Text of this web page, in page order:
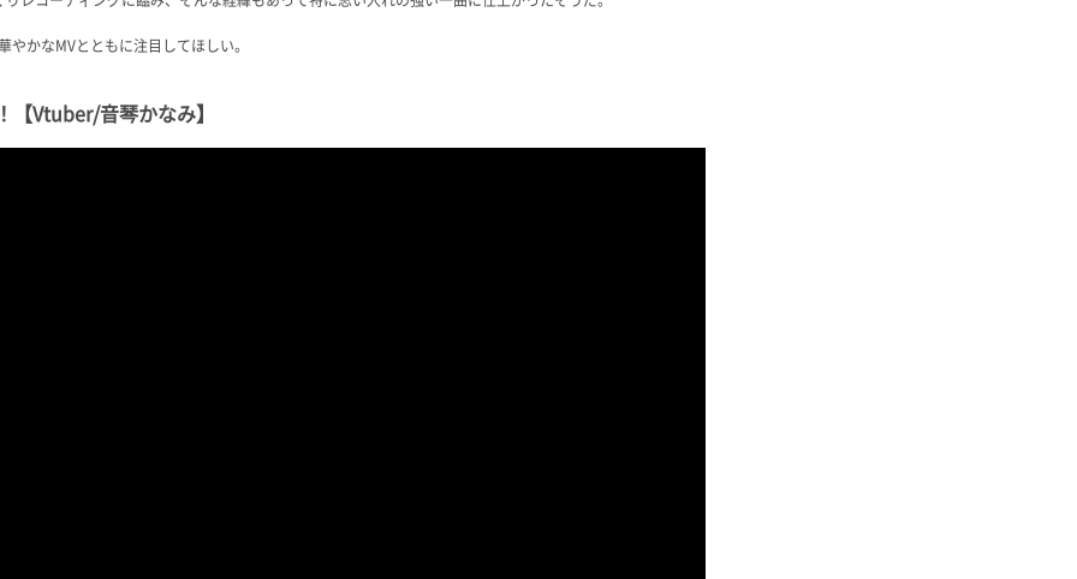
かなMVとともに注目してほしい。
Vtuber/音琴かなみ】